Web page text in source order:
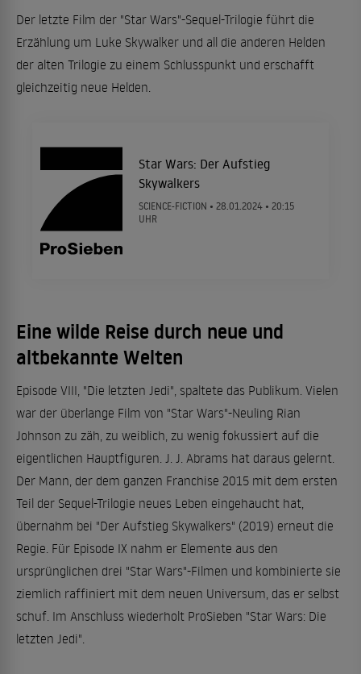
Der letzte Film der "Star Wars"-Sequel-Trilogie führt die
Erzählung um Luke Skywalker und all die anderen Helden
der alten Trilogie zu einem Schlusspunkt und erschafft
gleichzeitig neue Helden.
Star Wars: Der Aufstieg
Skywalkers
SCIENCE-FICTION • 28.01.2024• 20:15
UHR
Eine wilde Reise durch neue und
altbekannte Welten
Episode VIII, "Die letzten Jedi", spaltete das Publikum. Vielen
war der überlange Film von "Star Wars"-Neuling Rian
Johnson zu zäh, zu weiblich, zu wenig fokussiert auf die
eigentlichen Hauptfiguren. J. J. Abrams hat daraus gelernt.
Der Mann, der dem ganzen Franchise 2015 mit dem ersten
Teil der Sequel-Trilogie neues Leben eingehaucht hat,
übernahm bei "Der Aufstieg Skywalkers" (2019) erneut die
Regie. Für Episode IX nahm er Elemente aus den
ursprünglichen drei "Star Wars"-Filmen und kombinierte sie
ziemlich raffiniert mit dem neuen Universum, das er selbst
schuf. Im Anschluss wiederholt ProSieben "Star Wars: Die
letzten Jedi".